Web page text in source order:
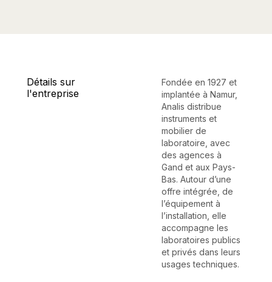
Détails sur
l'entreprise
Fondée en 1927 et
implantée à Namur,
Analis distribue
instruments et
mobilier de
laboratoire, avec
des agences à
Gand et aux Pays-
Bas. Autour d’une
offre intégrée, de
l’équipement à
l’installation, elle
accompagne les
laboratoires publics
et privés dans leurs
usages techniques.